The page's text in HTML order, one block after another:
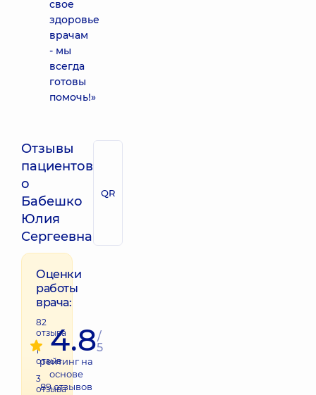
свое
здоровье
врачам
- мы
всегда
готовы
помочь!»
Отзывы
пациентов
о
Бабешко
Юлия
Сергеевна
QR
Оценки
работы
врача:
82
отзыва
1
отзыв
3
отзыва
4.8/
5
рейтинг на
основе
89отзывов